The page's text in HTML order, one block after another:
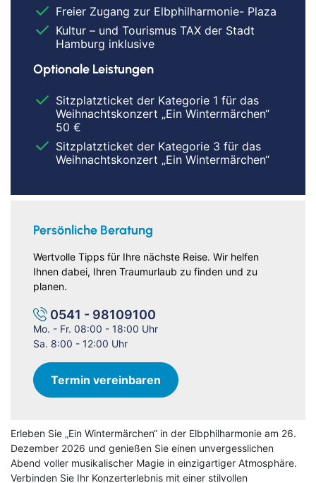
Erleben Sie „Ein Wintermärchen“ in der Elbphilharmonie am 26.
Dezember 2026 und genießen Sie einen unvergesslichen
Abend voller musikalischer Magie in einzigartiger Atmosphäre.
Verbinden Sie Ihr Konzerterlebnis mit einer stilvollen
Freier Zugang zur Elbphilharmonie- Plaza
Kultur – und Tourismus TAX der Stadt
Hamburg inklusive
Optionale Leistungen
Sitzplatzticket der Kategorie 1 für das
Weihnachtskonzert „Ein Wintermärchen“
50 €
Sitzplatzticket der Kategorie 3 für das
Weihnachtskonzert „Ein Wintermärchen“
Persönliche Beratung
Wertvolle Tipps für Ihre nächste Reise. Wir helfen
Ihnen dabei, Ihren Traumurlaub zu finden und zu
planen.
0541 - 98109100
Mo. - Fr. 08:00 - 18:00 Uhr
Sa. 8:00 - 12:00 Uhr
Termin vereinbaren